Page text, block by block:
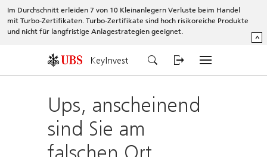
Im Durchschnitt erleiden 7 von 10 Kleinanlegern Verluste beim Handel
mit Turbo-Zertifikaten. Turbo-Zertifikate sind hoch risikoreiche Produkte
und nicht für langfristige Anlagestrategien geeignet.
^
KeyInvest
Ups, anscheinend
sind Sie am
falschen Ort